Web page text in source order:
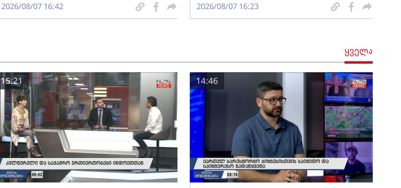
2026/08/07 16:42 2026/08/07 16:23
ყველა
15:21 14:46